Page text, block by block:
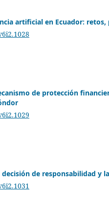
artificial en Ecuador:
de protección
decisión de responsabilidad y